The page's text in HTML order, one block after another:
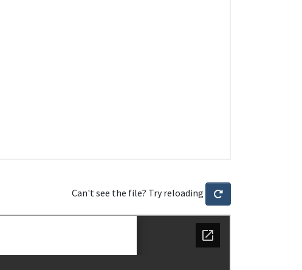
Can't see the file? Try reloading